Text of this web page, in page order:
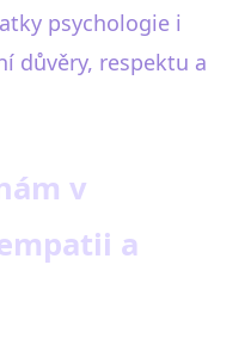
psychologie i
důvěry, respektu a
v
a